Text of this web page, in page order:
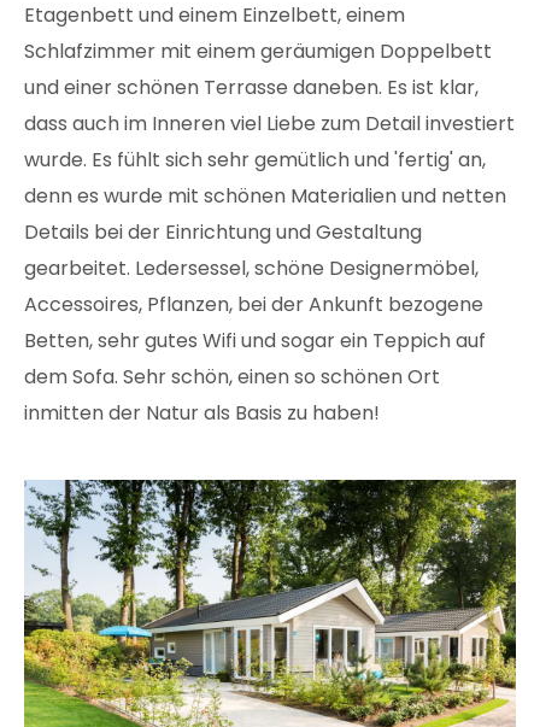
Etagenbett und einem Einzelbett, einem
Schlafzimmer mit einem geräumigen Doppelbett
und einer schönen Terrasse daneben. Es ist klar,
dass auch im Inneren viel Liebe zum Detail investiert
wurde. Es fühlt sich sehr gemütlich und 'fertig' an,
denn es wurde mit schönen Materialien und netten
Details bei der Einrichtung und Gestaltung
gearbeitet. Ledersessel, schöne Designermöbel,
Accessoires, Pflanzen, bei der Ankunft bezogene
Betten, sehr gutes Wifi und sogar ein Teppich auf
dem Sofa. Sehr schön, einen so schönen Ort
inmitten der Natur als Basis zu haben!